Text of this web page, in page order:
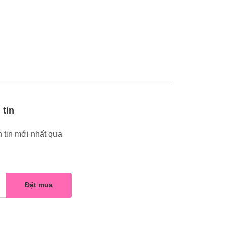
tin
tin mới nhất qua
Đặt mua